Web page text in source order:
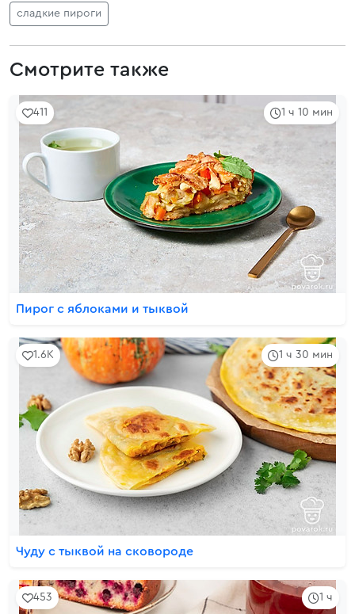
сладкие пироги
Смотрите также
1 ч 10 мин
411
Пирог с яблоками и тыквой
1 ч 30 мин
1.6K
Чуду с тыквой на сковороде
1 ч
453